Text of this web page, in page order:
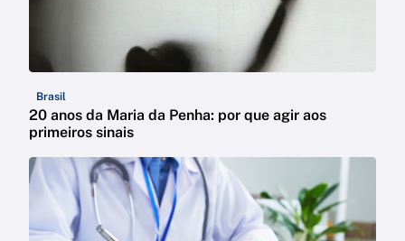
Brasil
20 anos da Maria da Penha: por que agir aos
primeiros sinais